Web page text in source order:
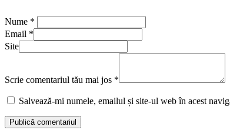
Nume *
Email *
Site
Scrie comentariul tău mai jos *
Salvează-mi numele, emailul și site-ul web în acest